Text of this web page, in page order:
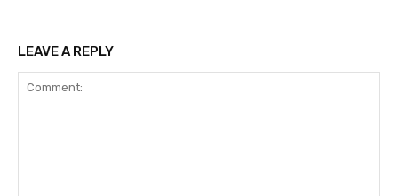
LEAVE A REPLY